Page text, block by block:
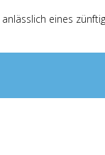
eines